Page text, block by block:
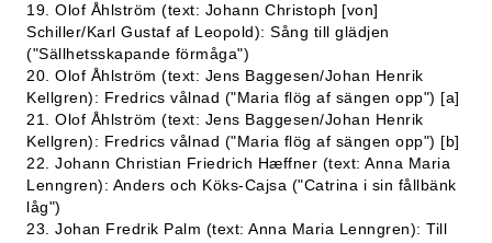
19. Olof Åhlström (text: Johann Christoph [von]
Schiller/Karl Gustaf af Leopold): Sång till glädjen
("Sällhetsskapande förmåga")
20. Olof Åhlström (text: Jens Baggesen/Johan Henrik
Kellgren): Fredrics vålnad ("Maria flög af sängen opp") [a]
21. Olof Åhlström (text: Jens Baggesen/Johan Henrik
Kellgren): Fredrics vålnad ("Maria flög af sängen opp") [b]
22. Johann Christian Friedrich Hæffner (text: Anna Maria
Lenngren): Anders och Köks-Cajsa ("Catrina i sin fållbänk
låg")
23. Johan Fredrik Palm (text: Anna Maria Lenngren): Till